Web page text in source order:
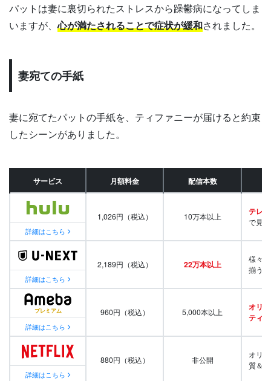
パットは妻に裏切られたストレスから躁鬱病になってしま
いますが、心が満たされることで症状が緩和されました。
妻宛ての手紙
妻に宛てたパットの手紙を、ティファニーが届けると約束
したシーンがありました。
サービス 月額料金 配信本数
詳細はこちら
1,026円（税込） 10万本以上 テレビ
で見
詳細はこちら
2,189円（税込） 22万本以上
様々
揃う
詳細はこちら
960円（税込） 5,000本以上
オリ
ティ
詳細はこちら
880円（税込） 非公開
オリ
質＆